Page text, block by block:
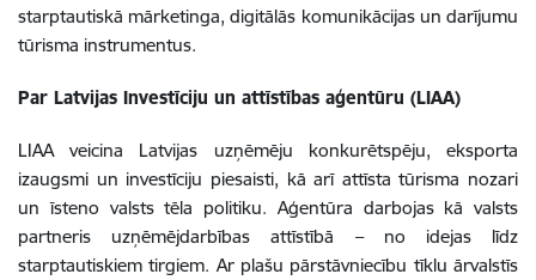
starptautiskā mārketinga, digitālās komunikācijas un darījumu
tūrisma instrumentus.
Par Latvijas Investīciju un attīstības aģentūru (LIAA)
LIAA veicina Latvijas uzņēmēju konkurētspēju, eksporta
izaugsmi un investīciju piesaisti, kā arī attīsta tūrisma nozari
un īsteno valsts tēla politiku. Aģentūra darbojas kā valsts
partneris uzņēmējdarbības attīstībā – no idejas līdz
starptautiskiem tirgiem. Ar plašu pārstāvniecību tīklu ārvalstīs